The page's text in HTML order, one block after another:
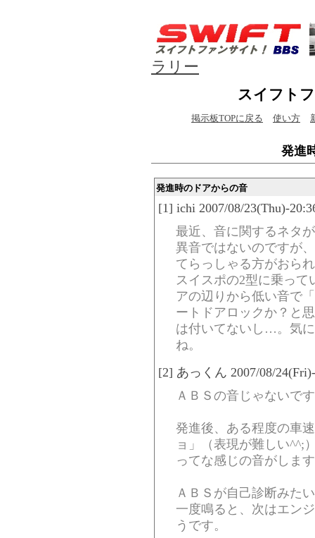
ラリー
スイフト
掲示板TOPに戻る 使い方
発進
発進時のドアからの音
[1] ichi 2007/08/23(Thu)-
最近、音に関するネタ
異音ではないのですが
てらっしゃる方がおら
スイスポの2型に乗って
アの辺りから低い音で
ートドアロックか？と
は付いてないし…。気
ね。
[2] あっくん 2007/08/
ＡＢＳの音じゃないで
発進後、ある程度の車
ョ」（表現が難しい^^;
ってな感じの音がしま
ＡＢＳが自己診断みた
一度鳴ると、次はエン
うです。